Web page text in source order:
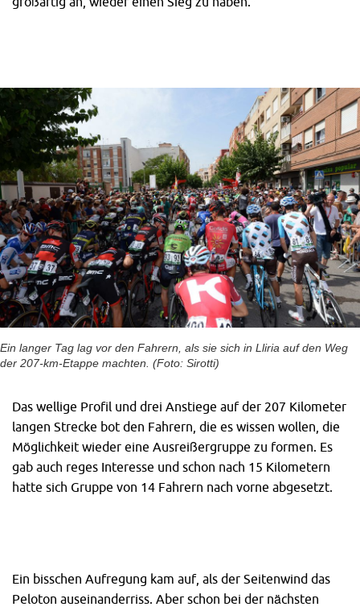
Ein langer Tag lag vor den Fahrern, als sie sich in Lliria auf den Weg
der 207-km-Etappe machten. (Foto: Sirotti)
Das wellige Profil und drei Anstiege auf der 207 Kilometer
langen Strecke bot den Fahrern, die es wissen wollen, die
Möglichkeit wieder eine Ausreißergruppe zu formen. Es
gab auch reges Interesse und schon nach 15 Kilometern
hatte sich Gruppe von 14 Fahrern nach vorne abgesetzt.
Ein bisschen Aufregung kam auf, als der Seitenwind das
Peloton auseinanderriss. Aber schon bei der nächsten